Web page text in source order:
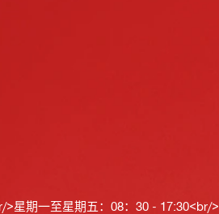
>星期一至星期五：08：30 - 17:30<br/>